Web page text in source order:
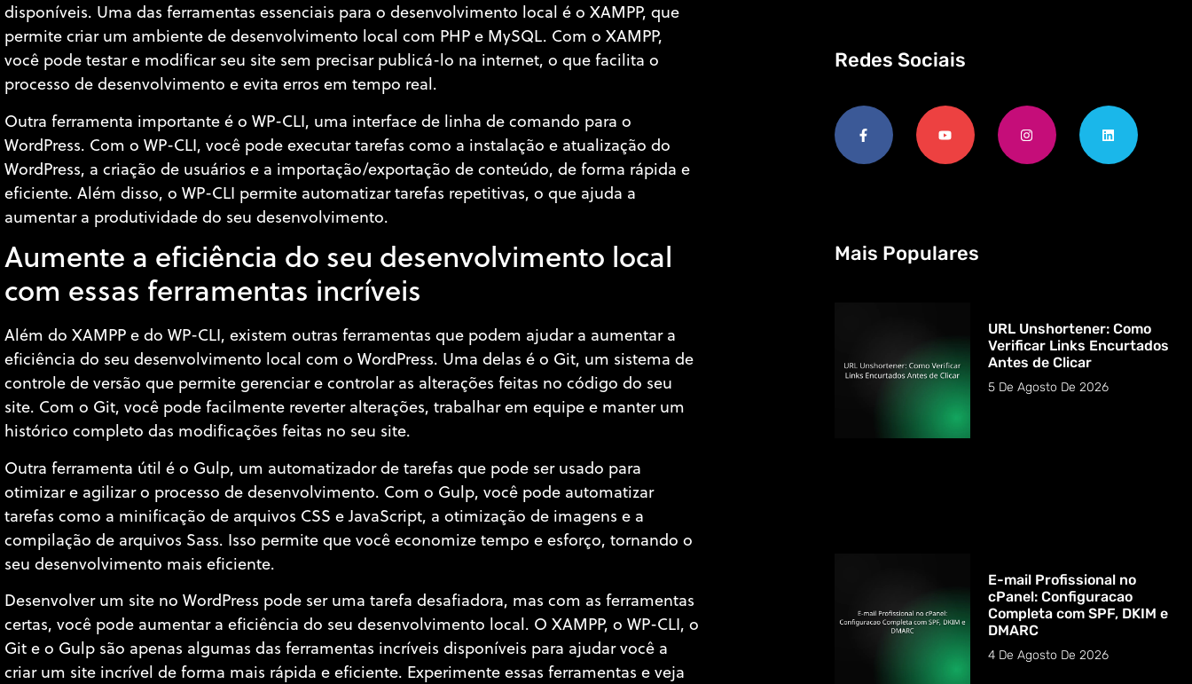
disponíveis. Uma das ferramentas essenciais para o desenvolvimento local é o XAMPP, que
permite criar um ambiente de desenvolvimento local com PHP e MySQL. Com o XAMPP,
você pode testar e modificar seu site sem precisar publicá-lo na internet, o que facilita o
processo de desenvolvimento e evita erros em tempo real.
Outra ferramenta importante é o WP-CLI, uma interface de linha de comando para o
WordPress. Com o WP-CLI, você pode executar tarefas como a instalação e atualização do
WordPress, a criação de usuários e a importação/exportação de conteúdo, de forma rápida e
eficiente. Além disso, o WP-CLI permite automatizar tarefas repetitivas, o que ajuda a
aumentar a produtividade do seu desenvolvimento.
Aumente a eficiência do seu desenvolvimento local
com essas ferramentas incríveis
Além do XAMPP e do WP-CLI, existem outras ferramentas que podem ajudar a aumentar a
eficiência do seu desenvolvimento local com o WordPress. Uma delas é o Git, um sistema de
controle de versão que permite gerenciar e controlar as alterações feitas no código do seu
site. Com o Git, você pode facilmente reverter alterações, trabalhar em equipe e manter um
histórico completo das modificações feitas no seu site.
Outra ferramenta útil é o Gulp, um automatizador de tarefas que pode ser usado para
otimizar e agilizar o processo de desenvolvimento. Com o Gulp, você pode automatizar
tarefas como a minificação de arquivos CSS e JavaScript, a otimização de imagens e a
compilação de arquivos Sass. Isso permite que você economize tempo e esforço, tornando o
seu desenvolvimento mais eficiente.
Desenvolver um site no WordPress pode ser uma tarefa desafiadora, mas com as ferramentas
certas, você pode aumentar a eficiência do seu desenvolvimento local. O XAMPP, o WP-CLI, o
Git e o Gulp são apenas algumas das ferramentas incríveis disponíveis para ajudar você a
criar um site incrível de forma mais rápida e eficiente. Experimente essas ferramentas e veja
Redes Sociais
Mais Populares
URL Unshortener: Como
Verificar Links Encurtados
Antes de Clicar
5 De Agosto De 2026
E-mail Profissional no
cPanel: Configuracao
Completa com SPF, DKIM e
DMARC
4 De Agosto De 2026